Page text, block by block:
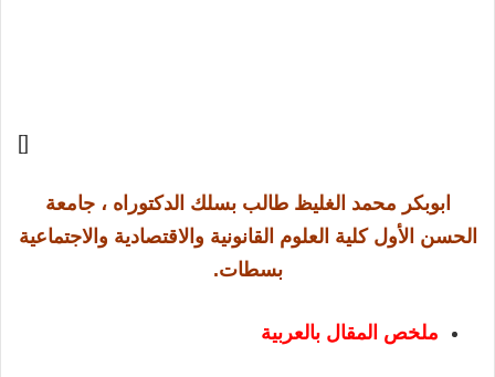
[]
ابوبكر محمد الغليظطالب بسلك الدكتوراه ، جامعة
الحسن الأول كلية العلوم القانونية والاقتصادية والاجتماعية
بسطات.
ملخص المقال بالعربية